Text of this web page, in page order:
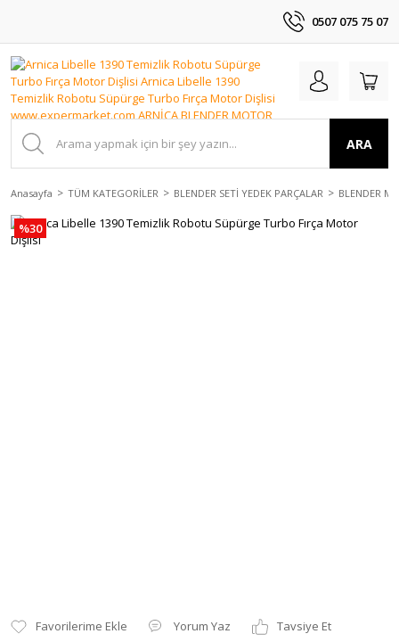
0507 075 75 07
ARA
Anasayfa TÜM KATEGORİLER BLENDER SETİ YEDEK PARÇALAR BLENDER
%30
Yorum Yaz
Tavsiye Et